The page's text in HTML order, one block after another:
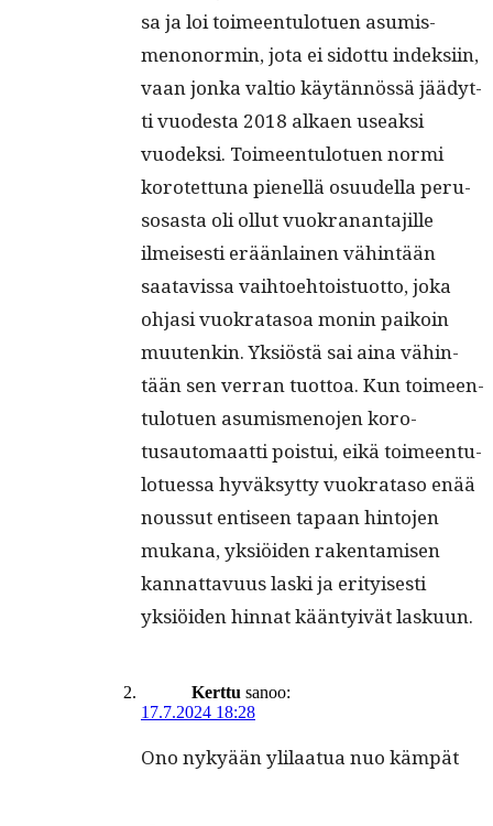
sa ja loi toimeen­tu­lotuen asum­is­
menonormin, jota ei sidot­tu indek­si­in,
vaan jon­ka val­tio käytän­nössä jäädyt­
ti vuodes­ta 2018 alka­en use­ak­si
vuodek­si. Toimeen­tu­lotuen nor­mi
korotet­tuna pienel­lä osu­udel­la peru­
sosas­ta oli ollut vuokranan­ta­jille
ilmeis­es­ti erään­lainen vähin­tään
saatavis­sa vai­h­toe­htois­tuot­to, joka
ohjasi vuokrata­soa monin paikoin
muutenkin. Yksiöstä sai aina vähin­
tään sen ver­ran tuot­toa. Kun toimeen­
tu­lotuen asum­is­meno­jen koro­
tusautomaat­ti pois­tui, eikä toimeen­tu­
lotues­sa hyväksyt­ty vuokrata­so enää
nous­sut entiseen tapaan hin­to­jen
mukana, yksiöi­den rak­en­tamisen
kan­nat­tavu­us las­ki ja eri­tyis­es­ti
yksiöi­den hin­nat kään­tyivät laskuun.
Kerttu sanoo:
17.7.2024 18:28
Ono nykyään ylilaat­ua nuo kämpät